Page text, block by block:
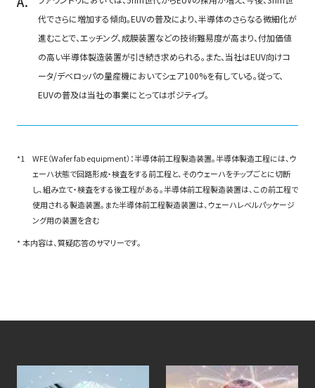
代でさらに増加する傾向。EUVの普及により、半導体のさらなる微細化が
進むことで、エッチング、成膜装置などの技術難易度が高まり、付加価値
の高い半導体製造装置が引き続き求められる。また、当社はEUV向けコ
ータ/デベロッパの量産機においてシェア100%を有している。従って、
EUVの普及は当社の事業にとってはポジティブ。
WFE（Wafer fab equipment）：半導体前工程製造装置。半導体製造工程には、ウ
ェーハ状態で回路形成・検査をする前工程と、そのウェーハをチップごとに切断
し、組み立て・検査をする後工程がある。半導体前工程製造装置は、この前工程で
使用される製造装置。また半導体前工程製造装置は、ウェーハレベルパッケージ
ング用の装置を含む
本内容は、質疑応答のサマリーです。